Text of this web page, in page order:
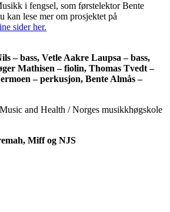
i fengsel, som førstelektor Bente
kan lese mer om prosjektet på
sider her.
– bass, Vetle Aakre Laupsa – bass,
Mathisen – fiolin, Thomas Tvedt –
– perkusjon, Bente Almås –
and Health / Norges musikkhøgskole
Miff og NJS